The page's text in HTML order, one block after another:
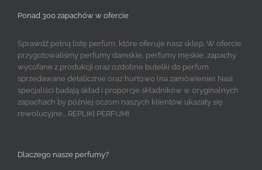
Ponad 300 zapachów w ofercie
Sprawdź pełną listę perfum, które oferuje nasz sklep. W ofercie
przygotowaliśmy perfumy damskie, perfumy męskie, zapachy
wycofane z produkcji oraz ozdobne butelki do perfum
sprzedawane detalicznie oraz hurtowo (na zamówienie). Nasi
specjaliści badają skład i proporcje składników w oryginalnych
zapachach by później oczom naszych klientów ukazały się
rewolucyjne... REPLIKI PERFUM!
Dlaczego nasze perfumy?